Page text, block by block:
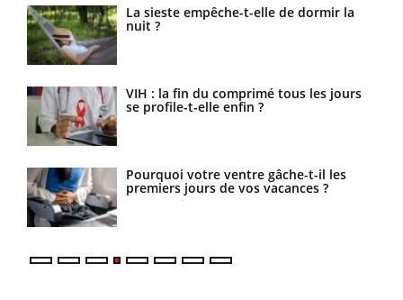
La sieste empêche-t-elle de dormir la
nuit ?
VIH : la fin du comprimé tous les jours
se profile-t-elle enfin ?
Pourquoi votre ventre gâche-t-il les
premiers jours de vos vacances ?